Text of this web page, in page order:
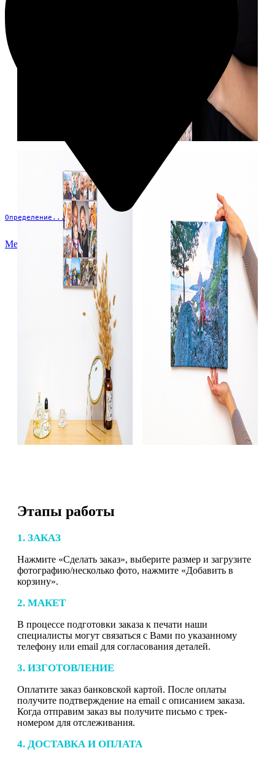
Определение...
Меню
Этапы работы
1. ЗАКАЗ
Нажмите «Сделать заказ», выберите размер и загрузите
фотографию/несколько фото, нажмите «Добавить в
корзину».
2. МАКЕТ
В процессе подготовки заказа к печати наши
специалисты могут связаться с Вами по указанному
телефону или email для согласования деталей.
3. ИЗГОТОВЛЕНИЕ
Оплатите заказ банковской картой. После оплаты
получите подтверждение на email с описанием заказа.
Когда отправим заказ вы получите письмо с трек-
номером для отслеживания.
4. ДОСТАВКА И ОПЛАТА